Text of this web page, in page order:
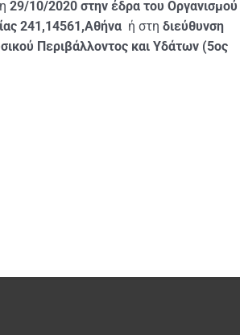
29/10/2020 στην έδρα του Οργανισμού
241,14561,Αθήνα ή στη διεύθυνση
Περιβάλλοντος και Υδάτων (5ος